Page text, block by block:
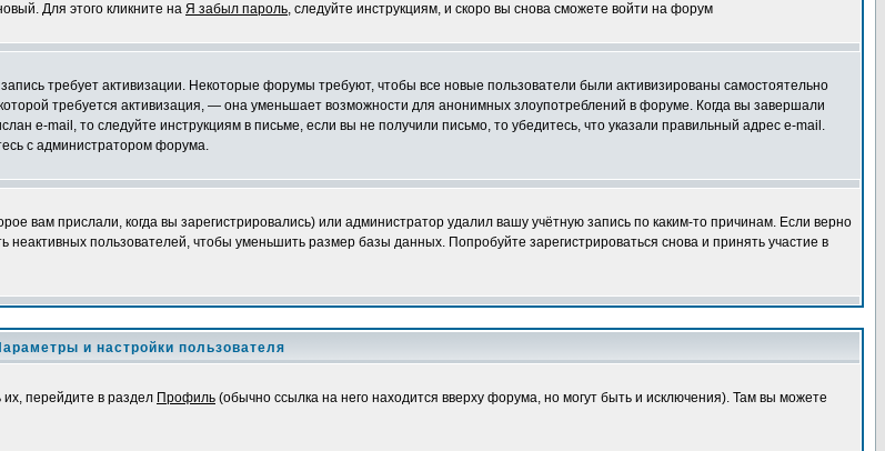
Для этого кликните на Я забыл пароль, следуйте инструкциям, и скоро вы снова сможете войти на форум
требует активизации. Некоторые форумы требуют, чтобы все новые пользователи были активизированы самостоятельно
требуется активизация, — она уменьшает возможности для анонимных злоупотреблений в форуме. Когда вы завершали
e-mail, то следуйте инструкциям в письме, если вы не получили письмо, то убедитесь, что указали правильный адрес e-mail.
с администратором форума.
вам прислали, когда вы зарегистрировались) или администратор удалил вашу учётную запись по каким-то причинам. Если верно
пользователей, чтобы уменьшить размер базы данных. Попробуйте зарегистрироваться снова и принять участие в
и настройки пользователя
перейдите в раздел Профиль (обычно ссылка на него находится вверху форума, но могут быть и исключения). Там вы можете